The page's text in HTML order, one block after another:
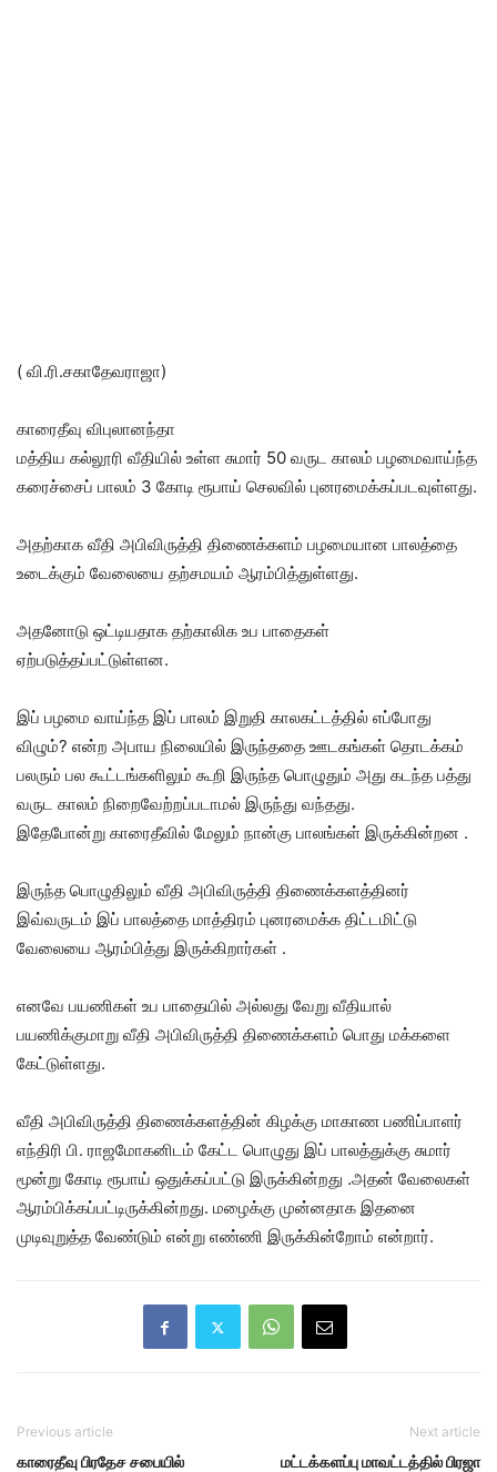
( வி.ரி.சகாதேவராஜா)
காரைதீவு விபுலானந்தா
மத்திய கல்லூரி வீதியில் உள்ள சுமார் 50 வருட காலம் பழமைவாய்ந்த
கரைச்சைப் பாலம் 3 கோடி ரூபாய் செலவில் புனரமைக்கப்படவுள்ளது.
அதற்காக வீதி அபிவிருத்தி திணைக்களம் பழமையான பாலத்தை
உடைக்கும் வேலையை தற்சமயம் ஆரம்பித்துள்ளது.
அதனோடு ஒட்டியதாக தற்காலிக உப பாதைகள்
ஏற்படுத்தப்பட்டுள்ளன.
இப் பழமை வாய்ந்த இப் பாலம் இறுதி காலகட்டத்தில் எப்போது
விழும்? என்ற அபாய நிலையில் இருந்ததை ஊடகங்கள் தொடக்கம்
பலரும் பல கூட்டங்களிலும் கூறி இருந்த பொழுதும் அது கடந்த பத்து
வருட காலம் நிறைவேற்றப்படாமல் இருந்து வந்தது.
இதேபோன்று காரைதீவில் மேலும் நான்கு பாலங்கள் இருக்கின்றன .
இருந்த பொழுதிலும் வீதி அபிவிருத்தி திணைக்களத்தினர்
இவ்வருடம் இப் பாலத்தை மாத்திரம் புனரமைக்க திட்டமிட்டு
வேலையை ஆரம்பித்து இருக்கிறார்கள் .
எனவே பயணிகள் உப பாதையில் அல்லது வேறு வீதியால்
பயணிக்குமாறு வீதி அபிவிருத்தி திணைக்களம் பொது மக்களை
கேட்டுள்ளது.
வீதி அபிவிருத்தி திணைக்களத்தின் கிழக்கு மாகாண பணிப்பாளர்
எந்திரி பி. ராஜமோகனிடம் கேட்ட பொழுது இப் பாலத்துக்கு சுமார்
மூன்று கோடி ரூபாய் ஒதுக்கப்பட்டு இருக்கின்றது .அதன் வேலைகள்
ஆரம்பிக்கப்பட்டிருக்கின்றது. மழைக்கு முன்னதாக இதனை
முடிவுறுத்த வேண்டும் என்று எண்ணி இருக்கின்றோம் என்றார்.
Previous article
காரைதீவு பிரதேச சபையில்
Next article
மட்டக்களப்பு மாவட்டத்தில் பிரஜா